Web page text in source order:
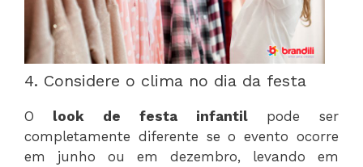
4. Considere o clima no dia da festa
O look de festa infantil pode ser
completamente diferente se o evento ocorre
em junho ou em dezembro, levando em